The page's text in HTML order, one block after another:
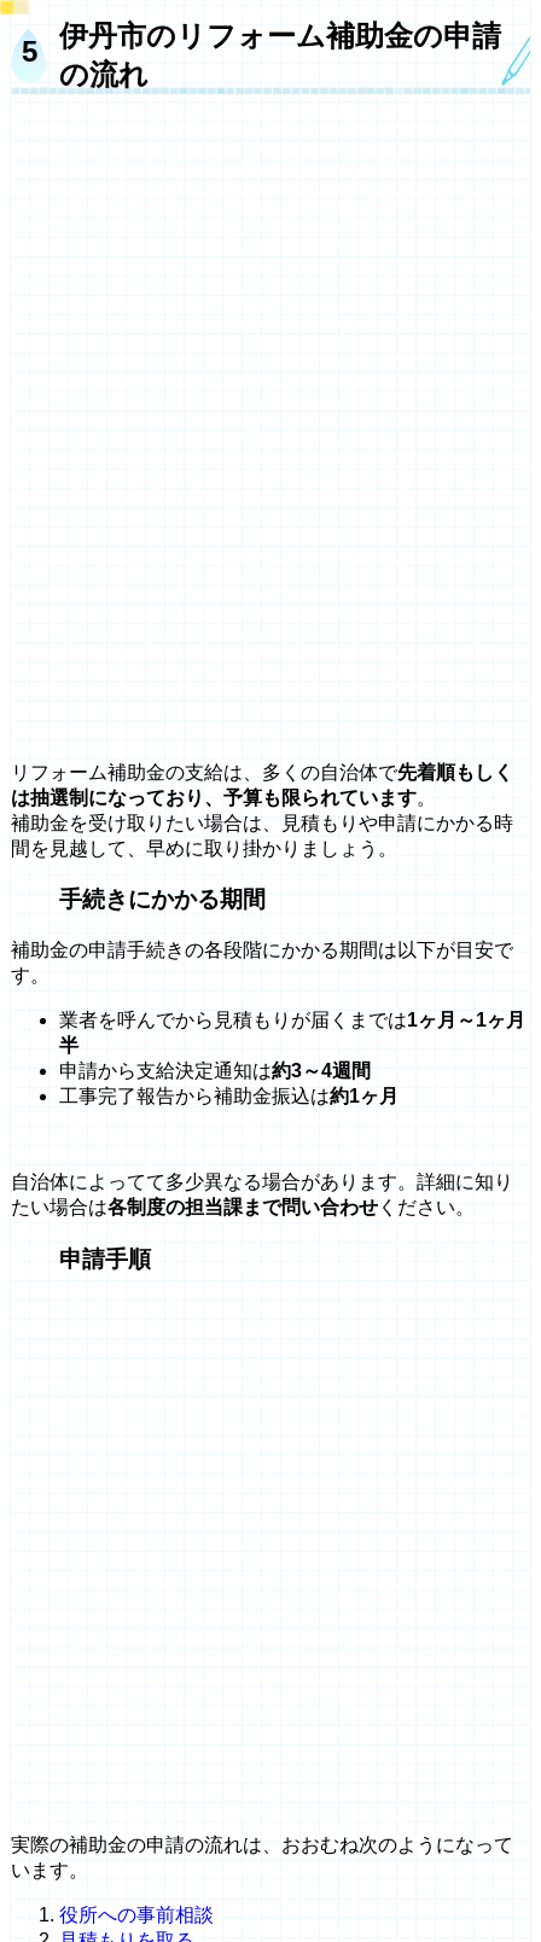
伊丹市のリフォーム補助金の申請
の流れ
リフォーム補助金の支給は、多くの自治体で先着順もしく
は抽選制になっており、予算も限られています。
補助金を受け取りたい場合は、見積もりや申請にかかる時
間を見越して、早めに取り掛かりましょう。
手続きにかかる期間
補助金の申請手続きの各段階にかかる期間は以下が目安で
す。
業者を呼んでから見積もりが届くまでは1ヶ月～1ヶ月
半
申請から支給決定通知は約3～4週間
工事完了報告から補助金振込は約1ヶ月
自治体によってて多少異なる場合があります。詳細に知り
たい場合は各制度の担当課まで問い合わせ ください。
申請手順
実際の補助金の申請の流れは、おおむね次のようになって
います。
役所への事前相談